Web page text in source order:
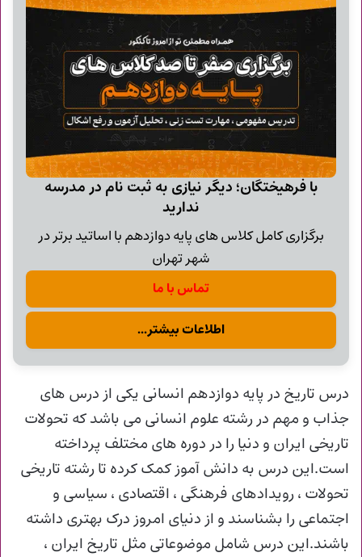
با فرهیختگان؛ دیگر نیازی به ثبت نام در مدرسه
ندارید
برگزاری کامل کلاس های پایه دوازدهم با اساتید برتر در
شهر تهران
تماس با ما
اطلاعات بیشتر...
درس تاریخ در پایه دوازدهم انسانی یکی از درس های
جذاب و مهم در رشته علوم انسانی می باشد که تحولات
تاریخی ایران و دنیا را در دوره های مختلف پرداخته
است.این درس به دانش آموز کمک کرده تا رشته تاریخی
تحولات ، رویدادهای فرهنگی ، اقتصادی ، سیاسی و
اجتماعی را بشناسند و از دنیای امروز درک بهتری داشته
باشند.این درس شامل موضوعاتی مثل تاریخ ایران ،